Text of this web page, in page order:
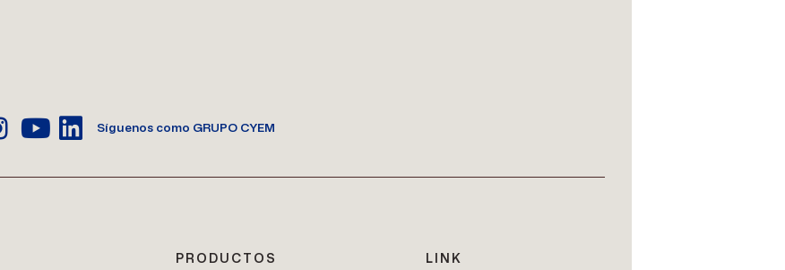
Síguenos como GRUPO CYEM
PRODUCTOS LINK